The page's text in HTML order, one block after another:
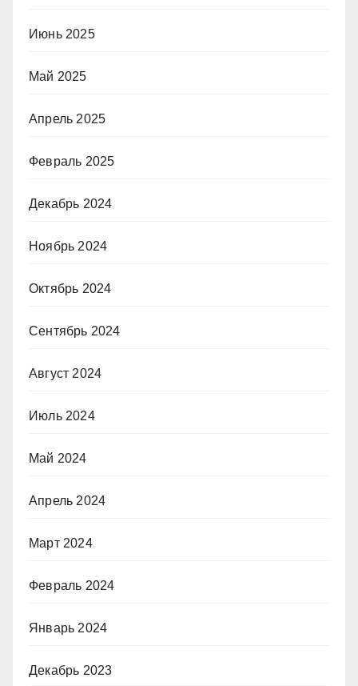
Июнь 2025
Май 2025
Апрель 2025
Февраль 2025
Декабрь 2024
Ноябрь 2024
Октябрь 2024
Сентябрь 2024
Август 2024
Июль 2024
Май 2024
Апрель 2024
Март 2024
Февраль 2024
Январь 2024
Декабрь 2023